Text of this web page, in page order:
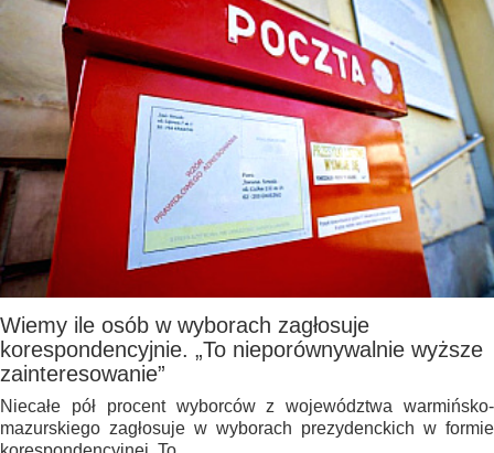
Wiemy ile osób w wyborach zagłosuje
korespondencyjnie. „To nieporównywalnie wyższe
zainteresowanie”
Niecałe pół procent wyborców z województwa warmińsko-
mazurskiego zagłosuje w wyborach prezydenckich w formie